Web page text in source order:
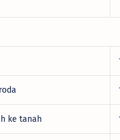
ke tanah